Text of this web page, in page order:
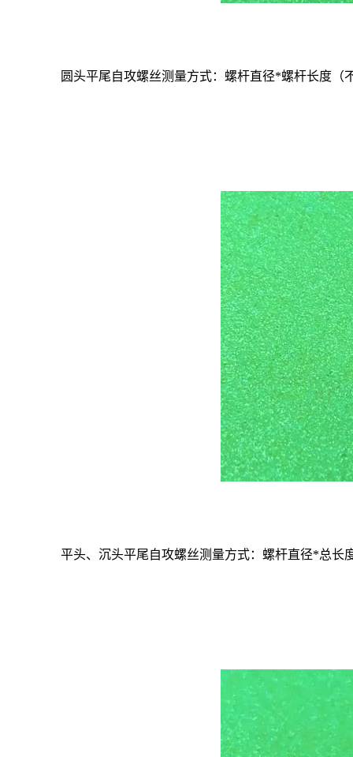
圆头平尾自攻螺丝测量方式：螺杆直径*螺杆长度（
平头、沉头平尾自攻螺丝测量方式：螺杆直径*总长